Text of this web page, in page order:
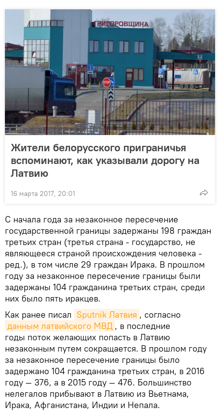
Жители белорусского приграничья
вспоминают, как указывали дорогу на
Латвию
16 марта 2017, 20:01
С начала года за незаконное пересечение
государственной границы задержаны 198 граждан
третьих стран (третья страна - государство, не
являющееся страной происхождения человека -
ред.), в том числе 29 граждан Ирака. В прошлом
году за незаконное пересечение границы были
задержаны 104 гражданина третьих стран, среди
них было пять иракцев.
Как ранее писал Sputnik Латвия , согласно
данным латвийского МВД , в последние
годы поток желающих попасть в Латвию
незаконным путем сокращается. В прошлом году
за незаконное пересечение границы было
задержано 104 гражданина третьих стран, в 2016
году — 376, а в 2015 году — 476. Большинство
нелегалов прибывают в Латвию из Вьетнама,
Ирака, Афганистана, Индии и Непала.